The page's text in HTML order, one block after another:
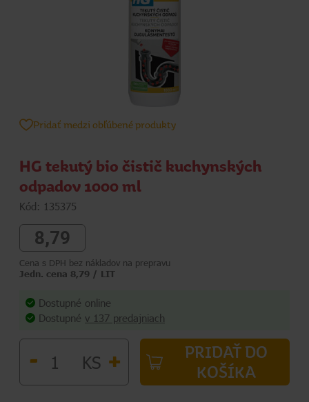
Pridať medzi obľúbené produkty
HG tekutý bio čistič kuchynských
odpadov 1000 ml
Kód: 135375
8,79
Cena s DPH bez nákladov na prepravu
Jedn. cena 8,79 / LIT
Dostupné online
Dostupné v 137 predajniach
- KS +
PRIDAŤ DO
KOŠÍKA